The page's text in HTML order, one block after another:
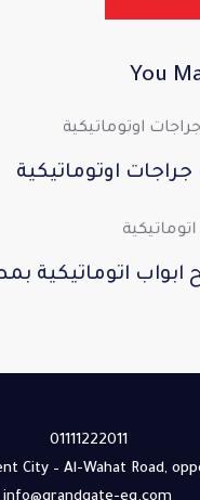
You
اوتوماتيكية
اتوماتيكية
01111222011
City – Al-Wahat Road,